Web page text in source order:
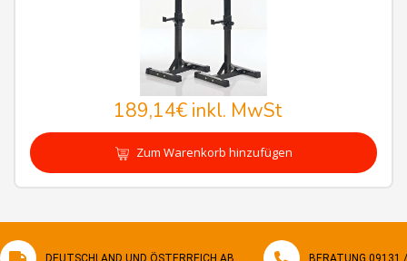
189,14€inkl. MwSt
Zum Warenkorb hinzufügen
DEUTSCHLAND UND ÖSTERREICH AB
BERATUNG 09131